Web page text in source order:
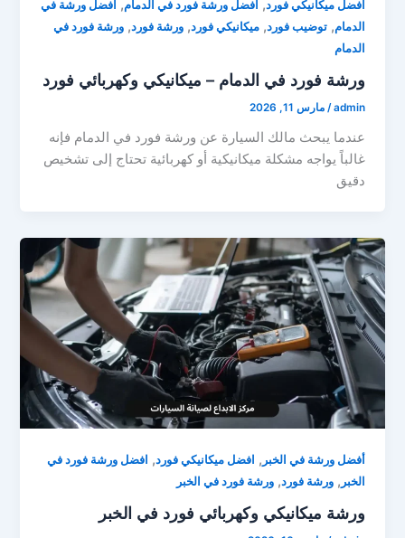
افضل ميكانيكي فورد, افضل ورشة فورد في الدمام, افضل ورشة في
الدمام,توضيب فورد,ميكانيكي فورد,ورشة فورد,ورشة فورد في
الدمام
ورشة فورد في الدمام – ميكانيكي وكهربائي فورد
admin
/مارس 11, 2026
عندما يبحث مالك السيارة عن ورشة فورد في الدمام فإنه
غالباً يواجه مشكلة ميكانيكية أو كهربائية تحتاج إلى تشخيص
دقيق
أفضل ورشة في الخبر , افضل ميكانيكي فورد, افضل ورشة فورد في
الخبر ,ورشة فورد,ورشة فورد في الخبر
ورشة ميكانيكي وكهربائي فورد في الخبر